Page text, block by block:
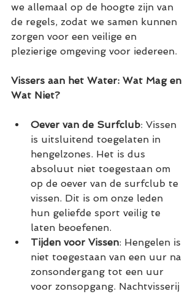
we allemaal op de hoogte zijn van
de regels, zodat we samen kunnen
zorgen voor een veilige en
plezierige omgeving voor iedereen.
Vissers aan het Water: Wat Mag en
Wat Niet?
Oever van de Surfclub: Vissen
is uitsluitend toegelaten in
hengelzones. Het is dus
absoluut niet toegestaan om
op de oever van de surfclub te
vissen. Dit is om onze leden
hun geliefde sport veilig te
laten beoefenen.
Tijden voor Vissen: Hengelen is
niet toegestaan van een uur na
zonsondergang tot een uur
voor zonsopgang. Nachtvisserij